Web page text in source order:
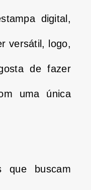
digital,
versátil, logo,
de fazer
uma única
que buscam